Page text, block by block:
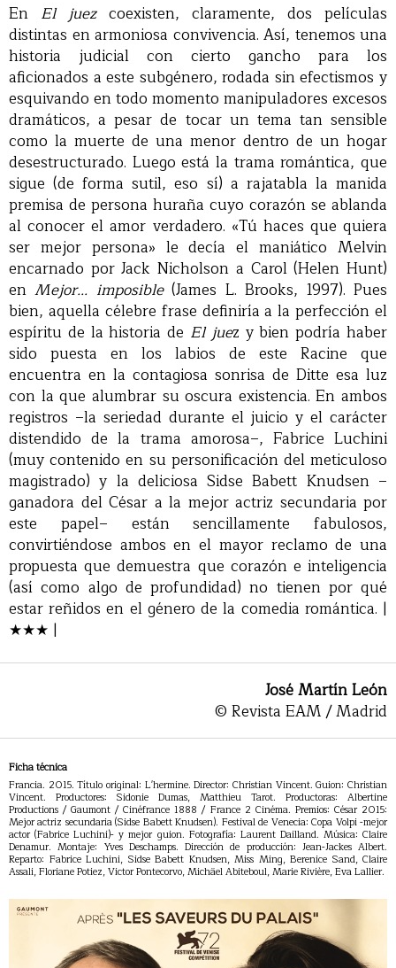
En El juezcoexisten, claramente, dos películas
distintas en armoniosa convivencia. Así, tenemos una
historia judicial con cierto gancho para los
aficionados a este subgénero, rodada sin efectismos y
esquivando en todo momento manipuladores excesos
dramáticos, a pesar de tocar un tema tan sensible
como la muerte de una menor dentro de un hogar
desestructurado. Luego está la trama romántica, que
sigue (de forma sutil, eso sí) a rajatabla la manida
premisa de persona huraña cuyo corazón se ablanda
al conocer el amor verdadero. «Tú haces que quiera
ser mejor persona» le decía el maniático Melvin
encarnado por Jack Nicholson a Carol (Helen Hunt)
enMejor... imposible(James L. Brooks, 1997). Pues
bien, aquella célebre frase definiría a la perfección el
espíritu de la historia de El juez y bien podría haber
sido puesta en los labios de este Racine que
encuentra en la contagiosa sonrisa de Ditte esa luz
con la que alumbrar su oscura existencia. En ambos
registros –la seriedad durante el juicio y el carácter
distendido de la trama amorosa–, Fabrice Luchini
(muy contenido en su personificación del meticuloso
magistrado) y la deliciosa Sidse Babett Knudsen –
ganadora del César a la mejor actriz secundaria por
este papel– están sencillamente fabulosos,
convirtiéndose ambos en el mayor reclamo de una
propuesta que demuestra que corazón e inteligencia
(así como algo de profundidad) no tienen por qué
estar reñidos en el género de la comedia romántica. |
★★★ |
José Martín León
© Revista EAM / Madrid
Ficha técnica
Francia. 2015. Título original: L'hermine. Director: Christian Vincent. Guion: Christian
Vincent. Productores: Sidonie Dumas, Matthieu Tarot. Productoras: Albertine
Productions / Gaumont / Cinéfrance 1888 / France 2 Cinéma. Premios: César 2015:
Mejor actriz secundaria (Sidse Babett Knudsen). Festival de Venecia: Copa Volpi -mejor
actor (Fabrice Luchini)- y mejor guion. Fotografía: Laurent Dailland. Música: Claire
Denamur. Montaje: Yves Deschamps. Dirección de producción: Jean-Jackes Albert.
Reparto: Fabrice Luchini, Sidse Babett Knudsen, Miss Ming, Berenice Sand, Claire
Assali, Floriane Potiez, Victor Pontecorvo, Michäel Abiteboul, Marie Rivière, Eva Lallier.